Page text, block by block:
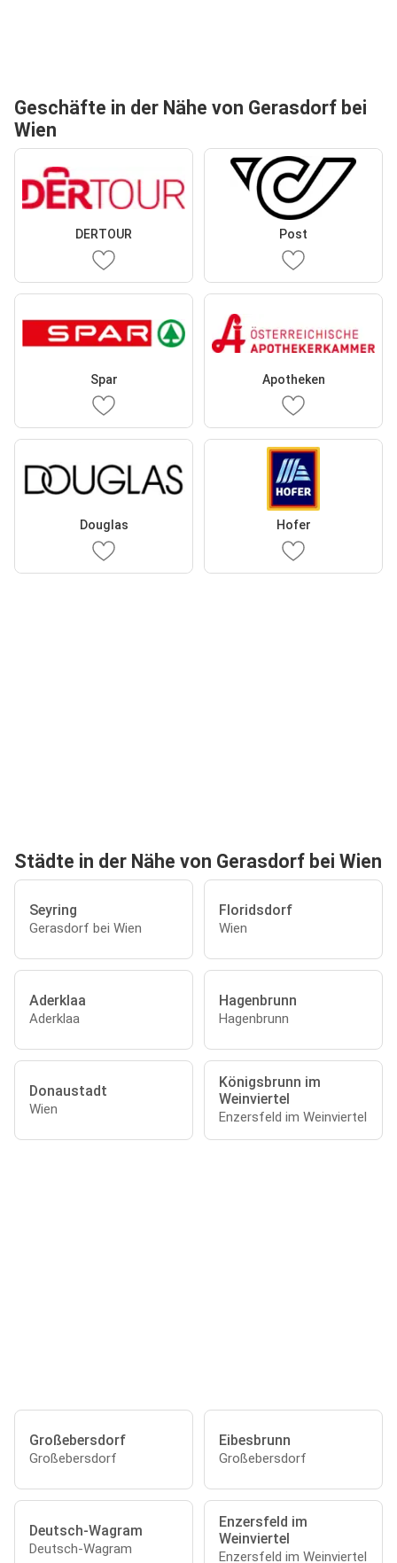
Geschäfte in der Nähe von Gerasdorf bei
Wien
DERTOUR Post
Spar Apotheken
Douglas Hofer
Städte in der Nähe von Gerasdorf bei Wien
Seyring
Gerasdorf bei Wien
Floridsdorf
Wien
Aderklaa
Aderklaa
Hagenbrunn
Hagenbrunn
Donaustadt
Wien
Königsbrunn im
Weinviertel
Enzersfeld im Weinviertel
Großebersdorf
Großebersdorf
Eibesbrunn
Großebersdorf
Deutsch-Wagram
Deutsch-Wagram
Enzersfeld im
Weinviertel
Enzersfeld im Weinviertel